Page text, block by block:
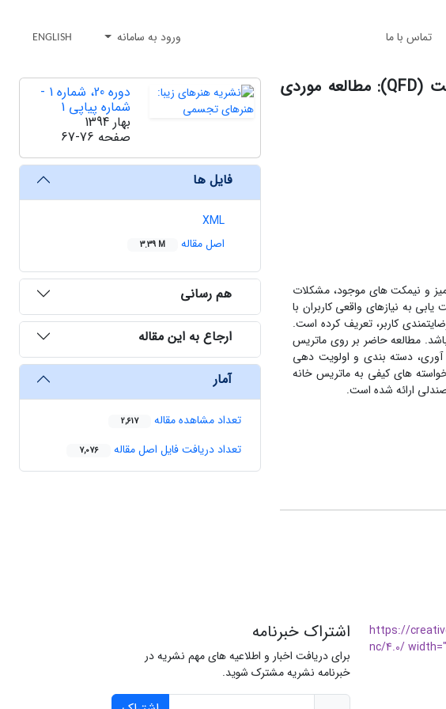
تماس با ما ورود به سامانه ENGLISH
بهبود طراحی محصول با استفاده از تحلیل مشخصه های کیفی در روش توسعه عملکرد کیفیت (QFD): مطالعه موردی
و نیمکت های موجود، مشکلات
به نیازهای واقعی کاربران با
کاربر، تعریف کرده است.
مطالعه حاضر بر روی ماتریس
دسته بندی و اولویت دهی
شکل خواسته های کیفی به ماتریس خانه
ارائه شده است.
دوره 20، شماره 1 -
شماره پیاپی 1
بهار 1394
صفحه 67-76
فایل ها
XML
اصل مقاله
3.39 M
هم رسانی
ارجاع به این مقاله
آمار
تعداد مشاهده مقاله 2,617
تعداد دریافت فایل اصل مقاله 7,076
https://
nc/4.0/
اشتراک خبرنامه
برای دریافت اخبار و اطلاعیه های مهم نشریه در
خبرنامه نشریه مشترک شوید.